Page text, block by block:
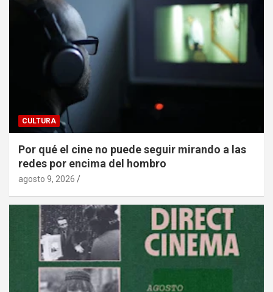
CULTURA
Por qué el cine no puede seguir mirando a las
redes por encima del hombro
agosto 9, 2026